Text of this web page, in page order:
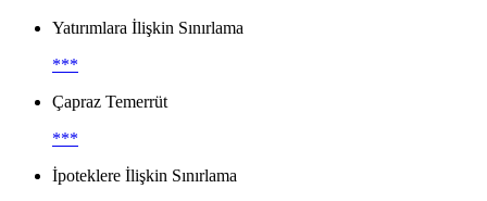
Yatırımlara İlişkin Sınırlama
***
Çapraz Temerrüt
***
İpoteklere İlişkin Sınırlama